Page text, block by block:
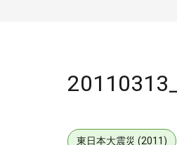
東日本大震災 (2011)